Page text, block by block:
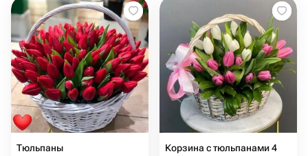
Тюльпаны Корзина с тюльпанами 4